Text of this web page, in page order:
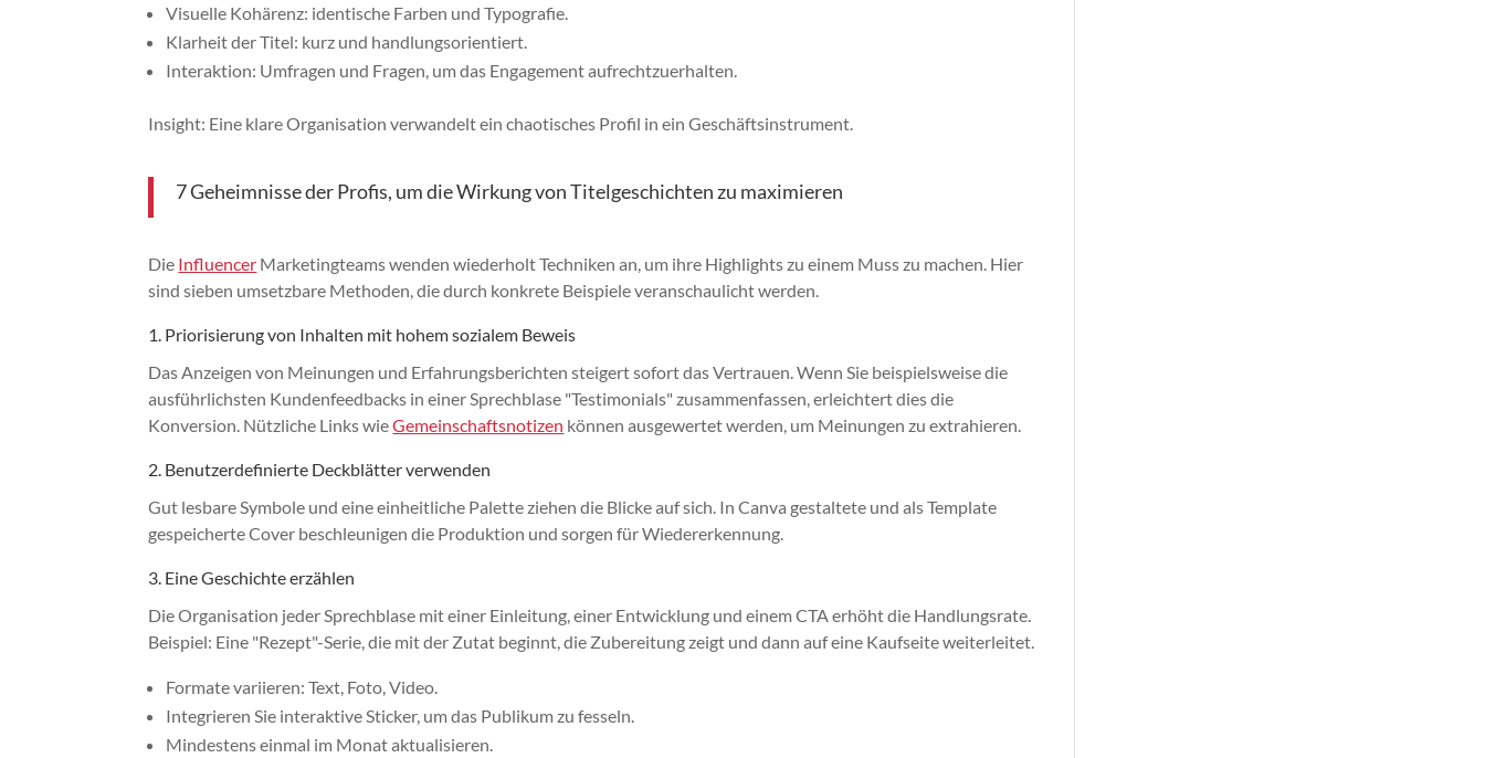
Visuelle Kohärenz: identische Farben und Typografie.
Klarheit der Titel: kurz und handlungsorientiert.
Interaktion: Umfragen und Fragen, um das Engagement aufrechtzuerhalten.
Insight: Eine klare Organisation verwandelt ein chaotisches Profil in ein Geschäftsinstrument.
7 Geheimnisse der Profis, um die Wirkung von Titelgeschichten zu maximieren
Die Influencer Marketingteams wenden wiederholt Techniken an, um ihre Highlights zu einem Muss zu machen. Hier
sind sieben umsetzbare Methoden, die durch konkrete Beispiele veranschaulicht werden.
1. Priorisierung von Inhalten mit hohem sozialem Beweis
Das Anzeigen von Meinungen und Erfahrungsberichten steigert sofort das Vertrauen. Wenn Sie beispielsweise die
ausführlichsten Kundenfeedbacks in einer Sprechblase "Testimonials" zusammenfassen, erleichtert dies die
Konversion. Nützliche Links wieGemeinschaftsnotizen können ausgewertet werden, um Meinungen zu extrahieren.
2. Benutzerdefinierte Deckblätter verwenden
Gut lesbare Symbole und eine einheitliche Palette ziehen die Blicke auf sich. In Canva gestaltete und als Template
gespeicherte Cover beschleunigen die Produktion und sorgen für Wiedererkennung.
3. Eine Geschichte erzählen
Die Organisation jeder Sprechblase mit einer Einleitung, einer Entwicklung und einem CTA erhöht die Handlungsrate.
Beispiel: Eine "Rezept"-Serie, die mit der Zutat beginnt, die Zubereitung zeigt und dann auf eine Kaufseite weiterleitet.
Formate variieren: Text, Foto, Video.
Integrieren Sie interaktive Sticker, um das Publikum zu fesseln.
Mindestens einmal im Monat aktualisieren.